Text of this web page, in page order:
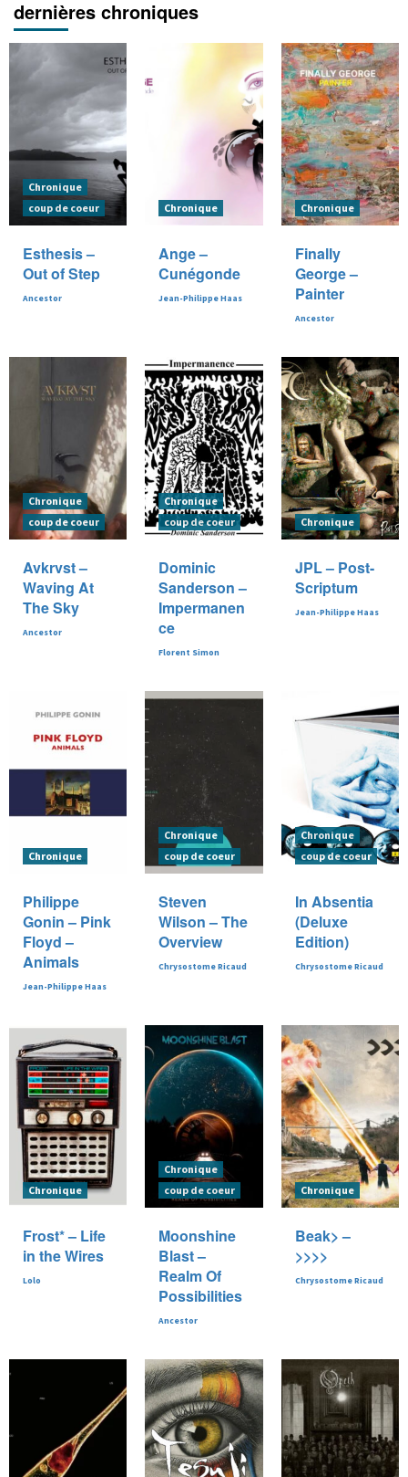
dernières chroniques
Chronique
coup de coeur
Esthesis –
Out of Step
Ancestor
Chronique
Ange –
Cunégonde
Jean-Philippe Haas
Chronique
Finally
George –
Painter
Ancestor
Chronique
coup de coeur
Avkrvst –
Waving At
The Sky
Ancestor
Chronique
coup de coeur
Dominic
Sanderson –
Impermanen
ce
Florent Simon
Chronique
JPL – Post-
Scriptum
Jean-Philippe Haas
Chronique
Philippe
Gonin – Pink
Floyd –
Animals
Jean-Philippe Haas
Chronique
coup de coeur
Steven
Wilson – The
Overview
Chrysostome Ricaud
Chronique
coup de coeur
In Absentia
(Deluxe
Edition)
Chrysostome Ricaud
Chronique
Frost* – Life
in the Wires
Lolo
Chronique
coup de coeur
Moonshine
Blast –
Realm Of
Possibilities
Ancestor
Chronique
Beak> –
>>>>
Chrysostome Ricaud